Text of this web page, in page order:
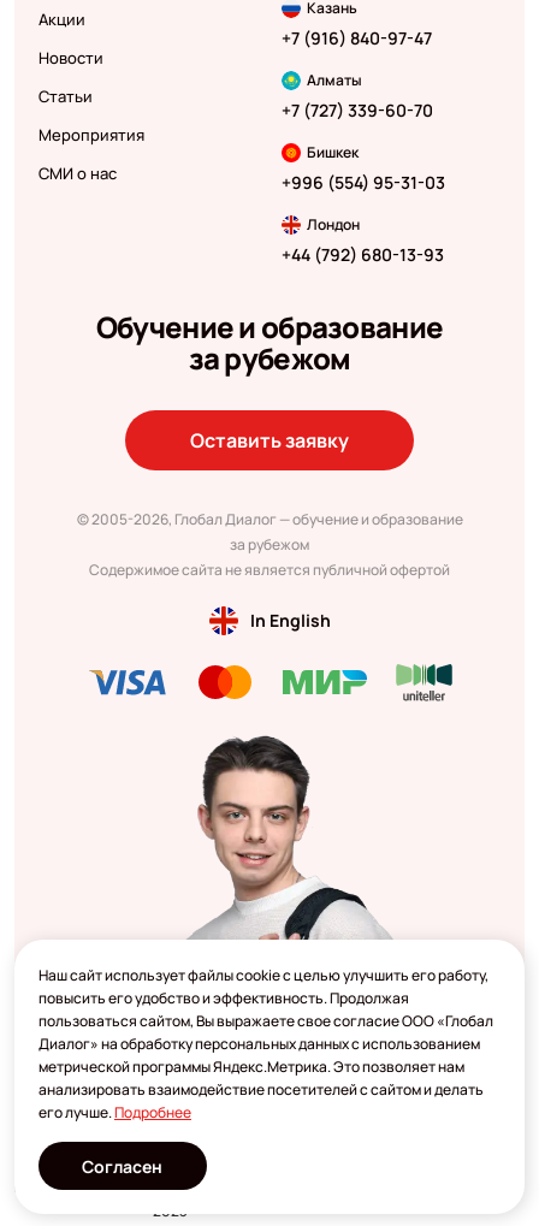
Акции
Новости
Статьи
Мероприятия
СМИ о нас
Казань
+7 (916) 840-97-47
Алматы
+7 (727) 339-60-70
Бишкек
+996 (554) 95-31-03
Лондон
+44 (792) 680-13-93
Обучение и образование
за рубежом
Оставить заявку
© 2005-2026, Глобал Диалог — обучение и образование
за рубежом
Содержимое сайта не является публичной офертой
In English
Разработано
2023
Наш сайт использует файлы cookie с целью улучшить его работу,
повысить его удобство и эффективность. Продолжая
пользоваться сайтом, Вы выражаете свое согласие ООО «Глобал
Диалог» на обработку персональных данных с использованием
метрической программы Яндекс.Метрика. Это позволяет нам
анализировать взаимодействие посетителей с сайтом и делать
его лучше.Подробнее
Согласен